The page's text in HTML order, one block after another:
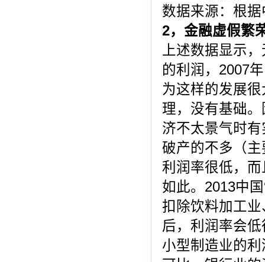
数据来源：根
2，金融虚假繁
上述数据显示
的利润，2007
为这样的发展
理，没有基础
济不太景气时
破产的不多（
利润率很低，
如此。2013中
扣除饮料加工
后，利润率会
小型制造业的